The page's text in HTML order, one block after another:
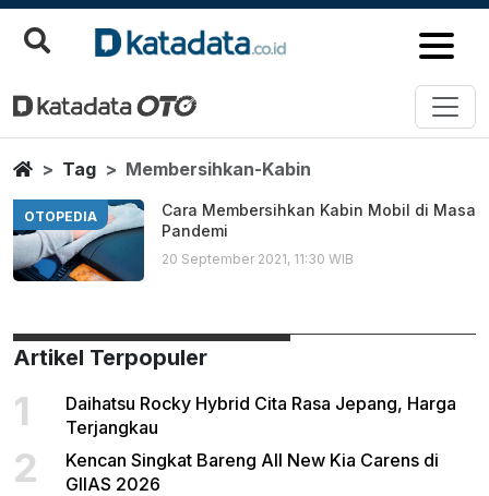
Membersihkan Kabin
Berita Terbaru
HomeTag Membersihkan-Kabin
OTOPEDIA
Cara Membersihkan Kabin Mobil di Masa
Pandemi
20 September 2021, 11:30 WIB
Artikel Terpopuler
1
Daihatsu Rocky Hybrid Cita Rasa Jepang, Harga
Terjangkau
2
Kencan Singkat Bareng All New Kia Carens di
GIIAS 2026